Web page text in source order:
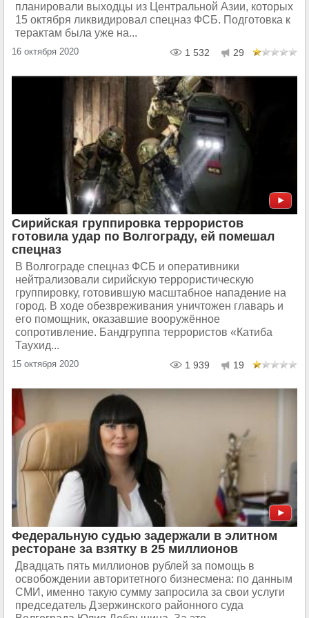
планировали выходцы из Центральной Азии, которых
15 октября ликвидировал спецназ ФСБ. Подготовка к
терактам была уже на...
16 октября 2020 1 532 29
Сирийская группировка террористов
готовила удар по Волгограду, ей помешал
спецназ
В Волгограде спецназ ФСБ и оперативники
нейтрализовали сирийскую террористическую
группировку, готовившую масштабное нападение на
город. В ходе обезвреживания уничтожен главарь и
его помощник, оказавшие вооружённое
сопротивление. Бандгруппа террористов «Катиба
Таухид...
15 октября 2020 1 939 19
Федеральную судью задержали в элитном
ресторане за взятку в 25 миллионов
Двадцать пять миллионов рублей за помощь в
освобождении авторитетного бизнесмена: по данным
СМИ, именно такую сумму запросила за свои услуги
председатель Дзержинского районного суда